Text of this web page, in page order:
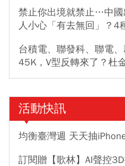
禁止你出境就禁止…中
人小心「有去無回」？4
台積電、聯發科、聯電
45K，V型反轉來了？杜
活動快訊
均衡臺灣週 天天抽
訂閱贈【歌林】AI聲控